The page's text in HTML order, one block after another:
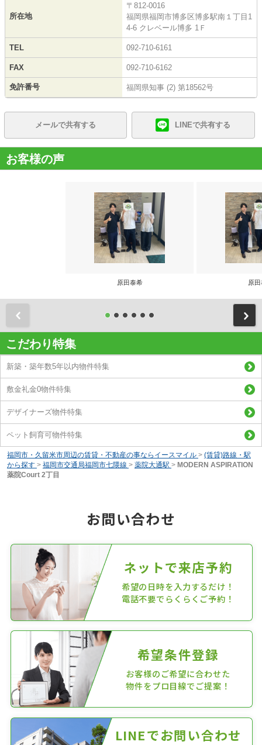
所在地
〒812-0016
福岡県福岡市博多区博多駅南１丁目1
4-6 クレベール博多 1Ｆ
TEL 092-710-6161
FAX 092-710-6162
免許番号 福岡県知事 (2) 第18562号
メールで共有する LINEで共有する
お客様の声
原田泰希 原
こだわり特集
新築・築年数5年以内物件特集
敷金礼金0物件特集
デザイナーズ物件特集
ペット飼育可物件特集
福岡市・久留米市周辺の賃貸・不動産の事ならイースマイル > (賃貸)路線・駅
から探す > 福岡市交通局福岡市七隈線 > 薬院大通駅 > MODERN ASPIRATION
薬院Court 2丁目
お問い合わせ
ネットで来店予約
希望の日時を入力するだけ！
電話不要でらくらくご予約！
希望条件登録
お客様のご希望に合わせた
物件をプロ目線でご提案！
LINEでお問い合わせ